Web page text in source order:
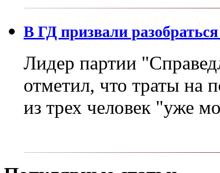
В ГД призвали
Лидер партии
отметил, что траты на
из трех человек "уже